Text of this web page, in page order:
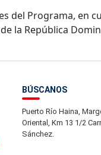
del Programa, en
la República
BÚSCANOS
Puerto Río Haina,
Oriental, Km 13 1/2
Sánchez.